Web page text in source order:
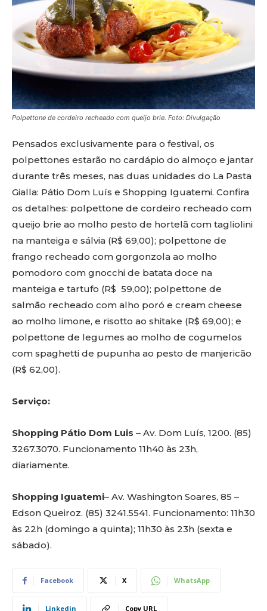
Polpettone de cordeiro recheado com queijo brie. Foto: Divulgação
Pensados exclusivamente para o festival, os
polpettones estarão no cardápio do almoço e jantar
durante três meses, nas duas unidades do La Pasta
Gialla: Pátio Dom Luís e Shopping Iguatemi. Confira
os detalhes: polpettone de cordeiro recheado com
queijo brie ao molho pesto de hortelã com tagliolini
na manteiga e sálvia (R$ 69,00); polpettone de
frango recheado com gorgonzola ao molho
pomodoro com gnocchi de batata doce na
manteiga e tartufo (R$ 59,00); polpettone de
salmão recheado com alho poró e cream cheese
ao molho limone, e risotto ao shitake (R$ 69,00); e
polpettone de legumes ao molho de cogumelos
com spaghetti de pupunha ao pesto de manjericão
(R$ 62,00).
Serviço:
Shopping Pátio Dom Luis – Av. Dom Luís, 1200. (85)
3267.3070. Funcionamento 11h40 às 23h,
diariamente.
Shopping Iguatemi– Av. Washington Soares, 85 –
Edson Queiroz. (85) 3241.5541. Funcionamento: 11h30
às 22h (domingo a quinta); 11h30 às 23h (sexta e
sábado).
Facebook X WhatsApp
Linkedin Copy URL